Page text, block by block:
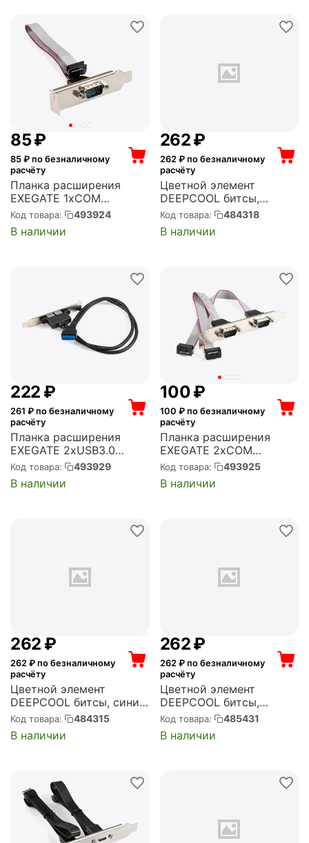
‍85‍₽
85 ₽ по безналичному
расчёту
Планка расширения
EXEGATE 1xCOM
BrctDB91-LP (Com 10-pin
(F) --> RS232 DB9 Male,
кабель 20см, Low Profile)
Код товара: 493924
В наличии
‍262‍₽
262 ₽ по безналичному
расчёту
Цветной элемент
DEEPCOOL битсы,
розовый, для
оформления корпуса, R-
PIXEL-PK100-G-1, 100шт
Код товара: 484318
В наличии
‍222‍ ₽
261 ₽ по безналичному
расчёту
Планка расширения
EXEGATE 2xUSB3.0
BrctUSB3-2A (USB 3.0
20pin (IDC 20pin F) -->
2x USB 3.0 Af, кабель
Код товара: 493929
В наличии
‍100‍₽
100 ₽ по безналичному
расчёту
Планка расширения
EXEGATE 2xCOM
BrctDB92 (Com 10-pin (F)
--> 2 x RS232 DB9 Male,
кабель 20см)
Код товара: 493925
В наличии
‍262‍ ₽
262 ₽ по безналичному
расчёту
Цветной элемент
DEEPCOOL битсы, синий,
для оформления
корпуса, R-PIXEL-BU100-
G-1, 100шт (PIXEL BU)
Код товара: 484315
В наличии
‍262‍₽
262 ₽ по безналичному
расчёту
Цветной элемент
DEEPCOOL битсы,
желтый, для
оформления корпуса, R-
PIXEL-YE100-G-1, 100шт
Код товара: 485431
В наличии